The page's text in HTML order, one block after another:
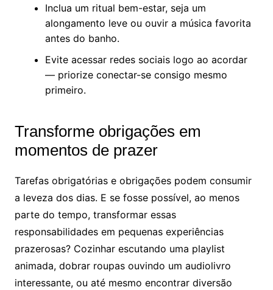
Inclua um ritual bem-estar, seja um
alongamento leve ou ouvir a música favorita
antes do banho.
Evite acessar redes sociais logo ao acordar
— priorize conectar-se consigo mesmo
primeiro.
Transforme obrigações em
momentos de prazer
Tarefas obrigatórias e obrigações podem consumir
a leveza dos dias. E se fosse possível, ao menos
parte do tempo, transformar essas
responsabilidades em pequenas experiências
prazerosas? Cozinhar escutando uma playlist
animada, dobrar roupas ouvindo um audiolivro
interessante, ou até mesmo encontrar diversão